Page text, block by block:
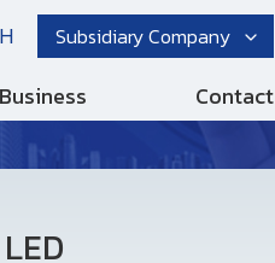
Subsidiary Company
Contact